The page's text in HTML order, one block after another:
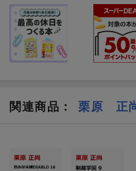
関連商品 ： 栗原 正